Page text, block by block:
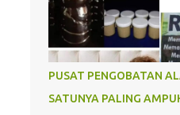
PUSAT PENGOBATAN
SATUNYA PALING